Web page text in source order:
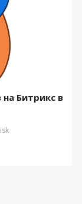
Битрикс в